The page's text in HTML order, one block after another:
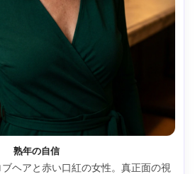
熟年の自信
ヘアと赤い口紅の女性。真正面の視